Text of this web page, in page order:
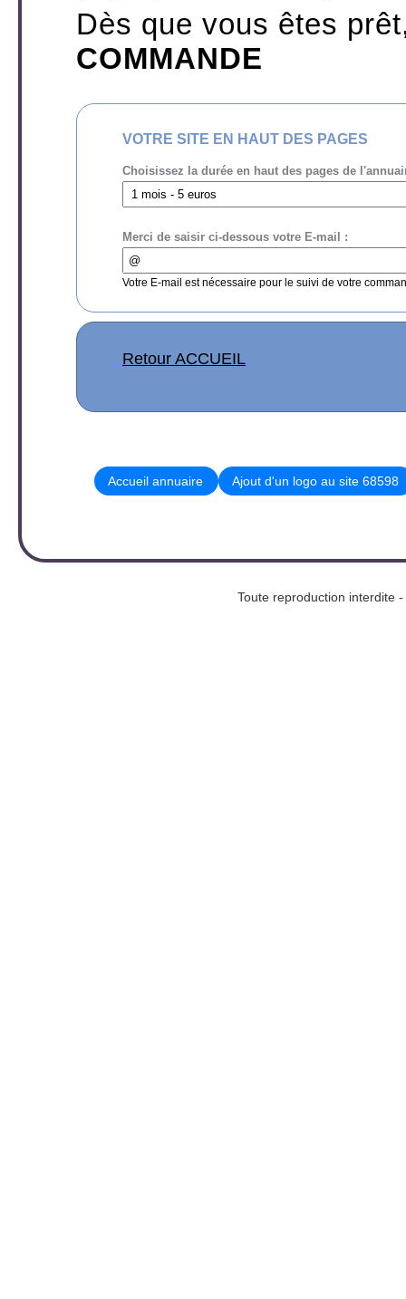
Dès que vous êtes
COMMANDE
VOTRE SITE EN HAUT DES PAGES
Choisissez la durée en haut des pages de
Merci de saisir ci-dessous votre E-mail :
Votre E-mail est nécessaire pour le suivi de votre
Retour ACCUEIL
Accueil annuaire Ajout d'un logo au site 68598
Toute reproduction interdite